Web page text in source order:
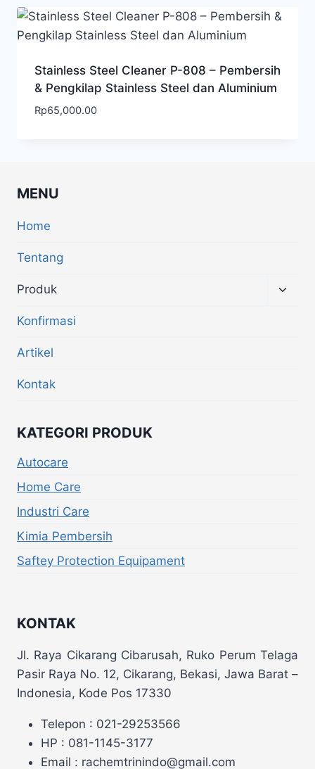
Stainless Steel Cleaner P-808 – Pembersih
& Pengkilap Stainless Steel dan Aluminium
Rp65,000.00
MENU
Home
Tentang
Produk
Konfirmasi
Artikel
Kontak
KATEGORI PRODUK
Autocare
Home Care
Industri Care
Kimia Pembersih
Saftey Protection Equipament
KONTAK
Jl. Raya Cikarang Cibarusah, Ruko Perum Telaga
Pasir Raya No. 12, Cikarang, Bekasi, Jawa Barat –
Indonesia, Kode Pos 17330
Telepon : 021-29253566
HP : 081-1145-3177
Email : rachemtrinindo@gmail.com